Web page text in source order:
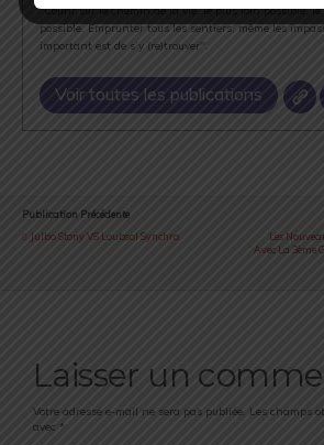
"Courir sur le chemin de la vie, le plus loin possible,
possible. Emprunter tous les sentiers, même les
important est de s’y (re)trouver".
Voir toutes les publications
Publication Précédente
Julbo Stony VS Loubsol Synchro
Les
Avec La 3ème
Laisser un
Votre adresse e-mail ne sera pas publiée. Les champs
avec *